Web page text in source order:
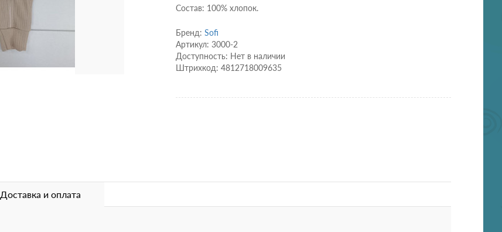
Состав: 100% хлопок.
Бренд: Sofi
Артикул: 3000-2
Доступность: Нет в наличии
Штрихкод: 4812718009635
Доставка и оплата